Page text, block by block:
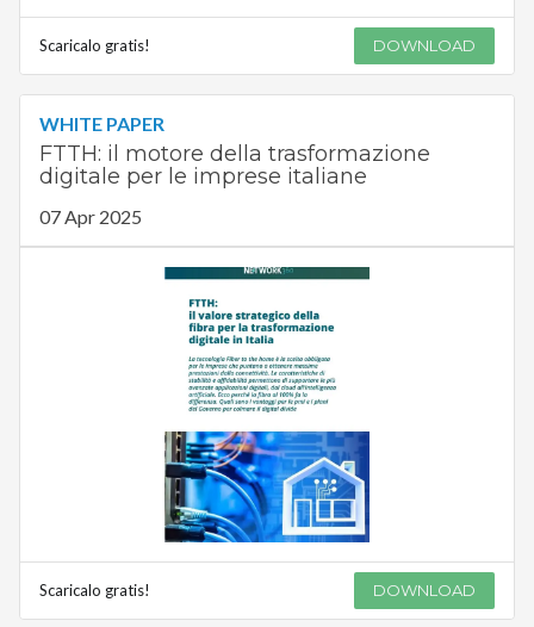
Scaricalo gratis! DOWNLOAD
WHITE PAPER
FTTH: il motore della trasformazione
digitale per le imprese italiane
07 Apr 2025
Scaricalo gratis! DOWNLOAD